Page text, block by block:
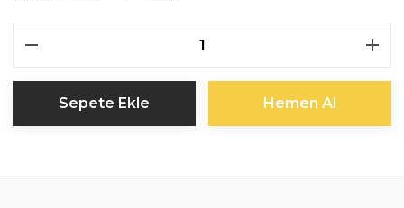
Sepete Ekle Hemen Al